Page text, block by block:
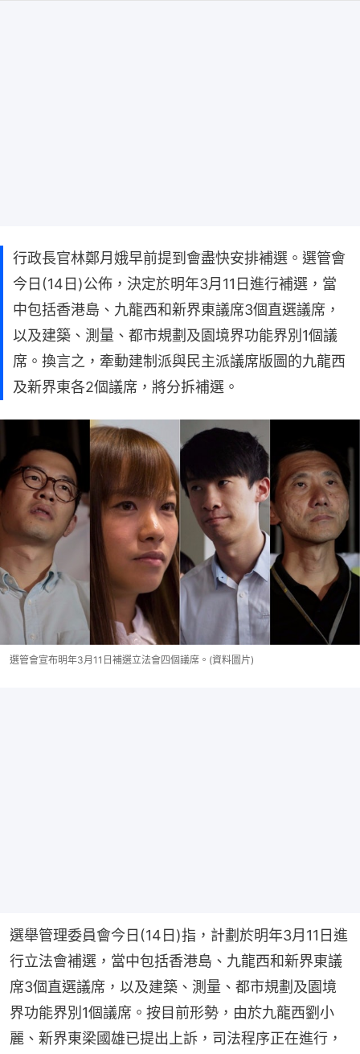
行政長官林鄭月娥早前提到會盡快安排補選。選管會
今日(14日)公佈，決定於明年3月11日進行補選，當
中包括香港島、九龍西和新界東議席3個直選議席，
以及建築、測量、都市規劃及園境界功能界別1個議
席。換言之，牽動建制派與民主派議席版圖的九龍西
及新界東各2個議席，將分拆補選。
選管會宣布明年3月11日補選立法會四個議席。(資料圖片)
選舉管理委員會今日(14日)指，計劃於明年3月11日進
行立法會補選，當中包括香港島、九龍西和新界東議
席3個直選議席，以及建築、測量、都市規劃及園境
界功能界別1個議席。按目前形勢，由於九龍西劉小
麗、新界東梁國雄已提出上訴，司法程序正在進行，